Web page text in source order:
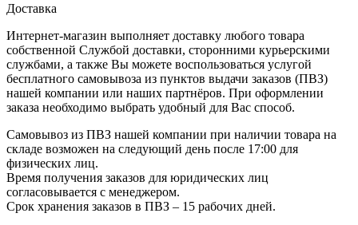
Доставка
Интернет-магазин выполняет доставку любого товара
собственной Службой доставки, сторонними курьерскими
службами, а также Вы можете воспользоваться услугой
бесплатного самовывоза из пунктов выдачи заказов (ПВЗ)
нашей компании или наших партнёров. При оформлении
заказа необходимо выбрать удобный для Вас способ.
Самовывоз из ПВЗ нашей компании при наличии товара на
складе возможен на следующий день после 17:00 для
физических лиц.
Время получения заказов для юридических лиц
согласовывается с менеджером.
Срок хранения заказов в ПВЗ – 15 рабочих дней.